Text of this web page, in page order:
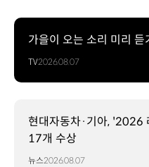
가을이 오는 소리 미리 듣
TV2026.08.07
현대자동차·기아, '2026
17개 수상
뉴스2026.08.07